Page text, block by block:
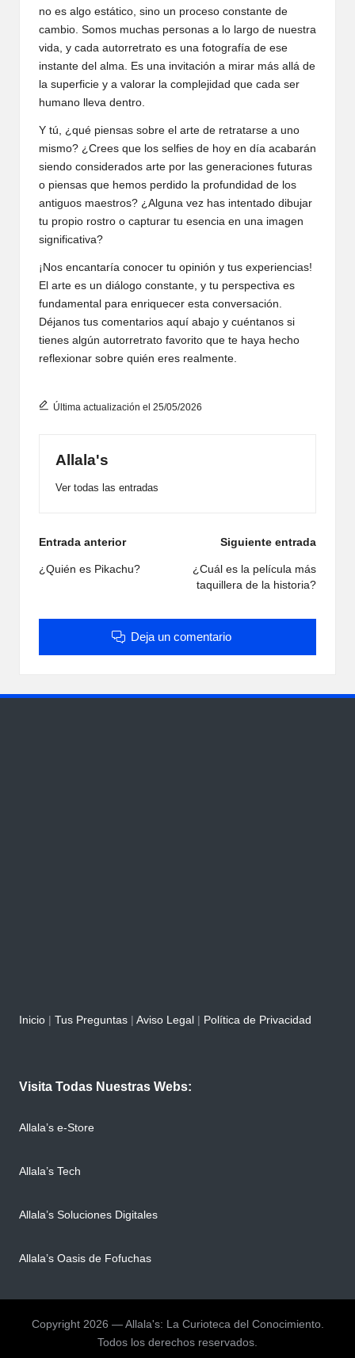
no es algo estático, sino un proceso constante de
cambio. Somos muchas personas a lo largo de nuestra
vida, y cada autorretrato es una fotografía de ese
instante del alma. Es una invitación a mirar más allá de
la superficie y a valorar la complejidad que cada ser
humano lleva dentro.
Y tú, ¿qué piensas sobre el arte de retratarse a uno
mismo? ¿Crees que los selfies de hoy en día acabarán
siendo considerados arte por las generaciones futuras
o piensas que hemos perdido la profundidad de los
antiguos maestros? ¿Alguna vez has intentado dibujar
tu propio rostro o capturar tu esencia en una imagen
significativa?
¡Nos encantaría conocer tu opinión y tus experiencias!
El arte es un diálogo constante, y tu perspectiva es
fundamental para enriquecer esta conversación.
Déjanos tus comentarios aquí abajo y cuéntanos si
tienes algún autorretrato favorito que te haya hecho
reflexionar sobre quién eres realmente.
Última actualización el 25/05/2026
Allala's
Ver todas las entradas
Navegación
de
Entrada anterior
¿Quién es Pikachu?
Siguiente entrada
¿Cuál es la película más
taquillera de la historia?
Deja un comentario
Inicio Tus Preguntas Aviso Legal Política de Privacidad
Visita Todas Nuestras Webs:
Allala’s e-Store
Allala’s Tech
Allala’s Soluciones Digitales
Allala’s Oasis de Fofuchas
Copyright 2026 — Allala's: La Curioteca del Conocimiento.
Todos los derechos reservados.